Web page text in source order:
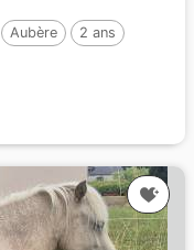
Aubère
2 ans